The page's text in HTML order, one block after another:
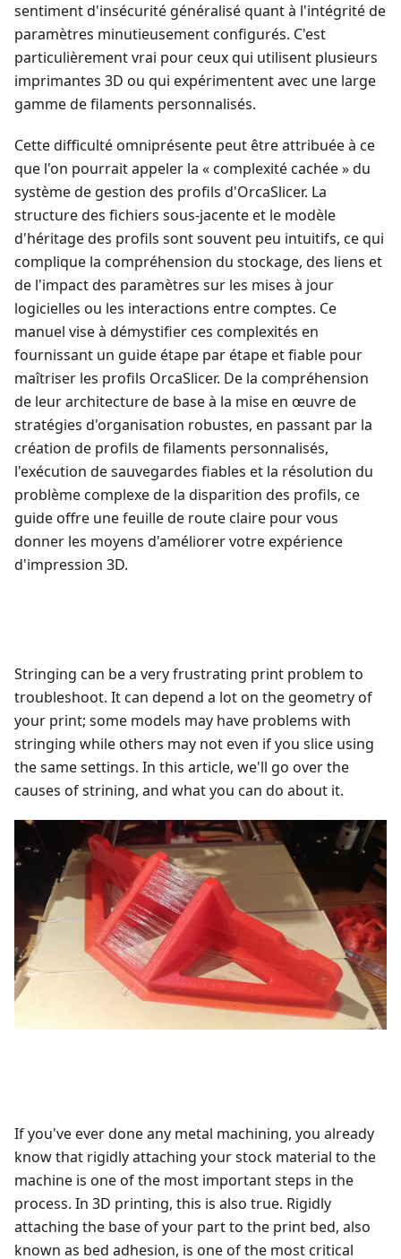
sentiment d'insécurité généralisé quant à l'intégrité de
paramètres minutieusement configurés. C'est
particulièrement vrai pour ceux qui utilisent plusieurs
imprimantes 3D ou qui expérimentent avec une large
gamme de filaments personnalisés.
Cette difficulté omniprésente peut être attribuée à ce
que l'on pourrait appeler la « complexité cachée » du
système de gestion des profils d'OrcaSlicer. La
structure des fichiers sous-jacente et le modèle
d'héritage des profils sont souvent peu intuitifs, ce qui
complique la compréhension du stockage, des liens et
de l'impact des paramètres sur les mises à jour
logicielles ou les interactions entre comptes. Ce
manuel vise à démystifier ces complexités en
fournissant un guide étape par étape et fiable pour
maîtriser les profils OrcaSlicer. De la compréhension
de leur architecture de base à la mise en œuvre de
stratégies d'organisation robustes, en passant par la
création de profils de filaments personnalisés,
l'exécution de sauvegardes fiables et la résolution du
problème complexe de la disparition des profils, ce
guide offre une feuille de route claire pour vous
donner les moyens d'améliorer votre expérience
d'impression 3D.
Stringing can be a very frustrating print problem to
troubleshoot. It can depend a lot on the geometry of
your print; some models may have problems with
stringing while others may not even if you slice using
the same settings. In this article, we'll go over the
causes of strining, and what you can do about it.
If you've ever done any metal machining, you already
know that rigidly attaching your stock material to the
machine is one of the most important steps in the
process. In 3D printing, this is also true. Rigidly
attaching the base of your part to the print bed, also
known as bed adhesion, is one of the most critical